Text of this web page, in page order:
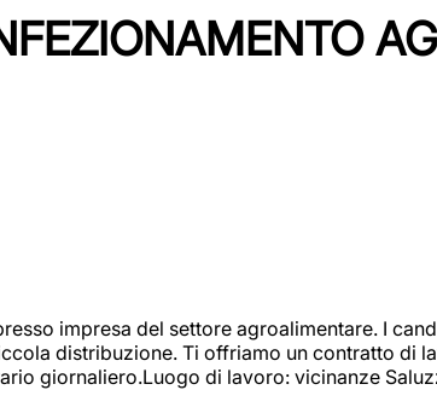
impresa del settore agroalimentare. I
distribuzione. Ti offriamo un contratto di
giornaliero.Luogo di lavoro: vicinanze